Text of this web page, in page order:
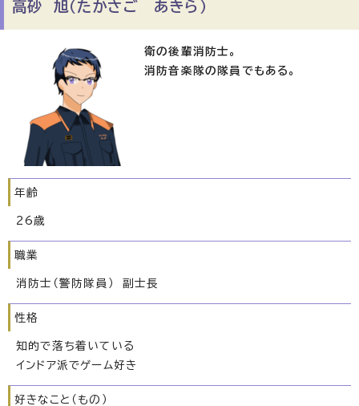
高砂 旭（たかさご あきら）
衛の後輩消防士。
消防音楽隊の隊員でもある。
年齢
26歳
職業
消防士（警防隊員） 副士長
性格
知的で落ち着いている
インドア派でゲーム好き
好きなこと（もの）